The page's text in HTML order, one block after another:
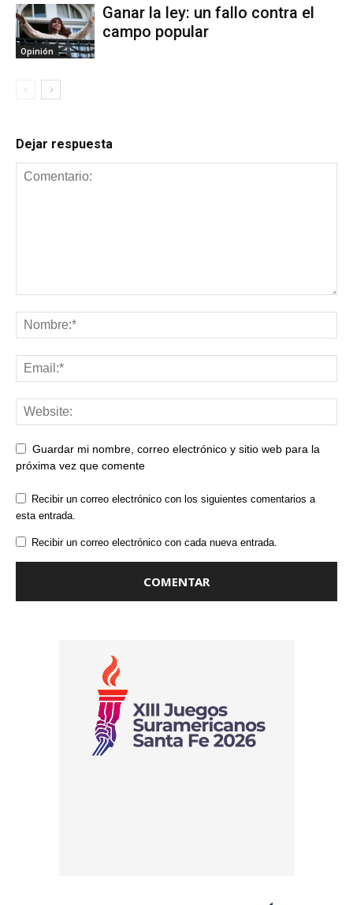
Opinión
Ganar la ley: un fallo contra el
campo popular
Dejar respuesta
Guardar mi nombre, correo electrónico y sitio web para la
próxima vez que comente
Recibir un correo electrónico con los siguientes comentarios a
esta entrada.
Recibir un correo electrónico con cada nueva entrada.